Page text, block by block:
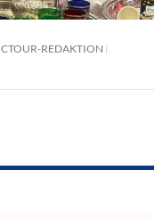
CTOUR-REDAKTION